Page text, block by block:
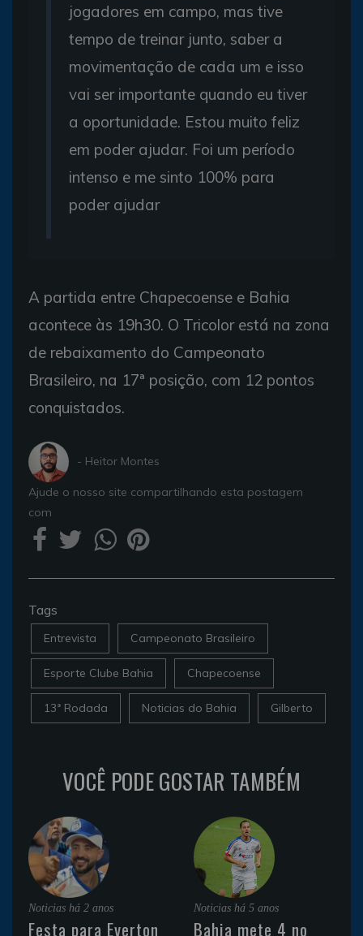
jogadores em campo, mas tive
tempo de treinar junto, saber a
movimentação de cada um e isso
vai ser importante quando eu tiver
a oportunidade. Estou muito feliz
em poder ajudar. Foi um período
intenso e me sinto 100% para
poder ajudar
A partida entre Chapecoense e Bahia
acontece às 19h30. O Tricolor está na zona
de rebaixamento do Campeonato
Brasileiro, na 17ª posição, com 12 pontos
conquistados.
- Heitor Montes
Ajude o nosso site compartilhando esta postagem
com
Tags
Entrevista Campeonato Brasileiro
Esporte Clube Bahia Chapecoense
13ª Rodada Noticias do Bahia Gilberto
VOCÊ PODE GOSTAR TAMBÉM
Noticias há 2 anos
Festa para Everton
Noticias há 5 anos
Bahia mete 4 no